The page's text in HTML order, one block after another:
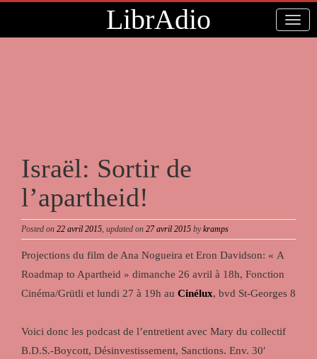
LibrAdio
Israël: Sortir de
l’apartheid!
Posted on 22 avril 2015, updated on 27 avril 2015 bykramps
Projections du film de Ana Nogueira et Eron Davidson: « A
Roadmap to Apartheid » dimanche 26 avril à 18h, Fonction
Cinéma/Grütli et lundi 27 à 19h au Cinélux, bvd St-Georges 8
Voici donc les podcast de l’entretient avec Mary du collectif
B.D.S.-Boycott, Désinvestissement, Sanctions. Env. 30′